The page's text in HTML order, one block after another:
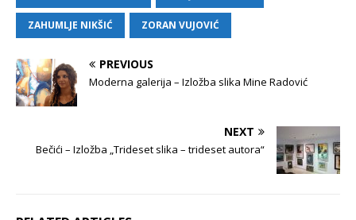
ZAHUMLJE NIKŠIĆ ZORAN VUJOVIĆ
PREVIOUS
Moderna galerija – Izložba slika Mine Radović
NEXT
Bečići – Izložba „Trideset slika – trideset autora“